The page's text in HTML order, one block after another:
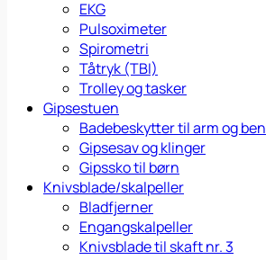
EKG
Pulsoximeter
Spirometri
Tåtryk (TBI)
Trolley og tasker
Gipsestuen
Badebeskytter til arm og ben
Gipsesav og klinger
Gipssko til børn
Knivsblade/skalpeller
Bladfjerner
Engangskalpeller
Knivsblade til skaft nr. 3